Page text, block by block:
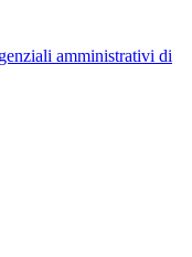
amministrativi di